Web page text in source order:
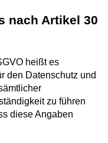
nach Artikel 30
heißt es
den Datenschutz und
zu führen
diese Angaben